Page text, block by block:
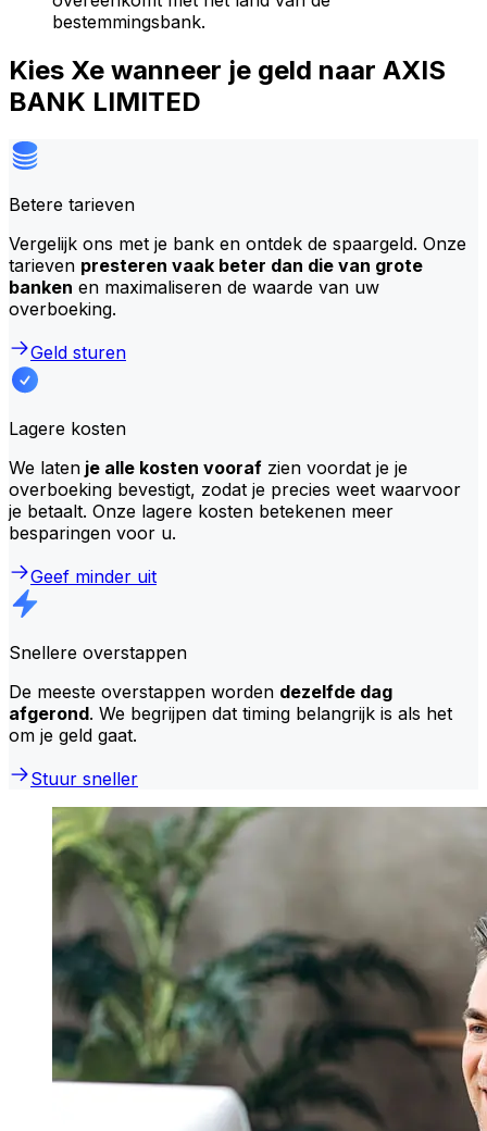
bestemmingsbank.
Kies Xe wanneer je geld naar AXIS
BANK LIMITED
Betere tarieven
Vergelijk ons met je bank en ontdek de spaargeld. Onze
tarieven presteren vaak beter dan die van grote
banken en maximaliseren de waarde van uw
overboeking.
Geld sturen
Lagere kosten
We laten je alle kosten vooraf zien voordat je je
overboeking bevestigt, zodat je precies weet waarvoor
je betaalt. Onze lagere kosten betekenen meer
besparingen voor u.
Geef minder uit
Snellere overstappen
De meeste overstappen worden dezelfde dag
afgerond. We begrijpen dat timing belangrijk is als het
om je geld gaat.
Stuur sneller